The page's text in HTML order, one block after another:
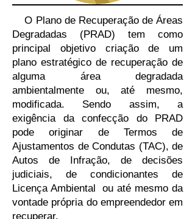
O Plano de Recuperação de Áreas
Degradadas (PRAD) tem como
principal objetivo criação de um
plano estratégico de recuperação de
alguma área degradada
ambientalmente ou, até mesmo,
modificada. Sendo assim, a
exigência da confecção do PRAD
pode originar de Termos de
Ajustamentos de Condutas (TAC), de
Autos de Infração, de decisões
judiciais, de condicionantes de
Licença Ambiental ou até mesmo da
vontade própria do empreendedor em
recuperar.